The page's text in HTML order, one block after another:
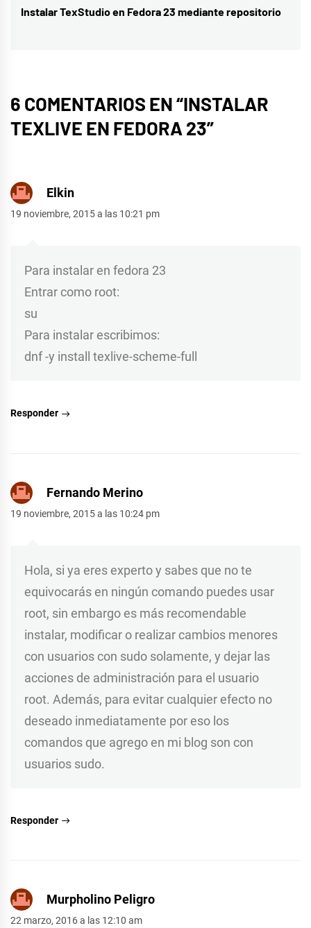
Entrada
Instalar TexStudio en Fedora 23 mediante repositorio
6 COMENTARIOS EN “INSTALAR
TEXLIVE EN FEDORA 23”
Elkin
19 noviembre, 2015 a las 10:21 pm
Para instalar en fedora 23
Entrar como root:
su
Para instalar escribimos:
dnf -y install texlive-scheme-full
Responder
Fernando Merino
19 noviembre, 2015 a las 10:24 pm
Hola, si ya eres experto y sabes que no te
equivocarás en ningún comando puedes usar
root, sin embargo es más recomendable
instalar, modificar o realizar cambios menores
con usuarios con sudo solamente, y dejar las
acciones de administración para el usuario
root. Además, para evitar cualquier efecto no
deseado inmediatamente por eso los
comandos que agrego en mi blog son con
usuarios sudo.
Responder
Murpholino Peligro
22 marzo, 2016 a las 12:10 am